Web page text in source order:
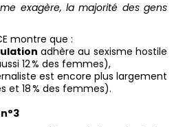
exagère, la majorité des gens
que :
adhère au sexisme hostile
12 % des femmes),
est encore plus largement
et 18 % des femmes).